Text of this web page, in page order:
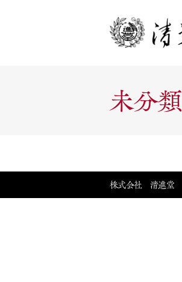
未分類
株式会社 清進堂